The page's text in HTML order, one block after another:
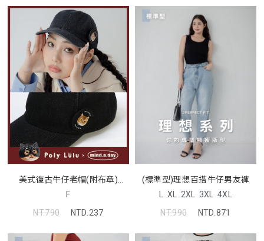
美式復古牛仔老帽(附布章)
(MIND.A.DAY聯名)
F
NT.790
NTD.237
(標準型)理想百搭牛仔男友褲
L XL 2XL 3XL 4XL
NT.990
NTD.871